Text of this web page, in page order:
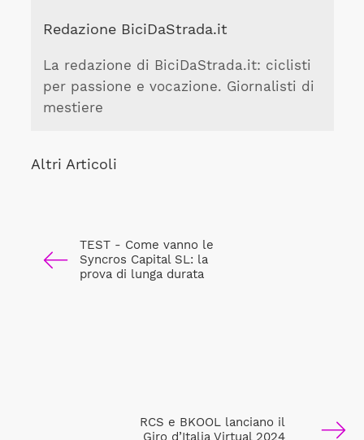
Redazione BiciDaStrada.it
La redazione di BiciDaStrada.it: ciclisti
per passione e vocazione. Giornalisti di
mestiere
Altri Articoli
TEST - Come vanno le
Syncros Capital SL: la
prova di lunga durata
RCS e BKOOL lanciano il
Giro d’Italia Virtual 2024